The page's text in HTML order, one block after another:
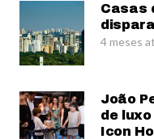
Casas
4 meses
João
de
Icon